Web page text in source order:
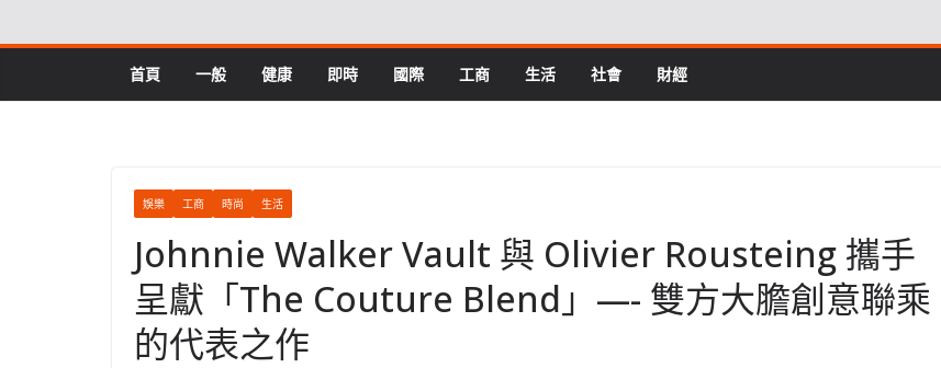
to
首頁 一般 健康 即時 國際 工商 生活 社會 財經
娛樂 工商 時尚 生活
Johnnie Walker Vault 與 Olivier Rousteing 攜手
呈獻「The Couture Blend」—- 雙方大膽創意聯乘
的代表之作